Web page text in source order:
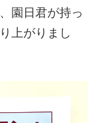
園日君が持っ
上がりまし